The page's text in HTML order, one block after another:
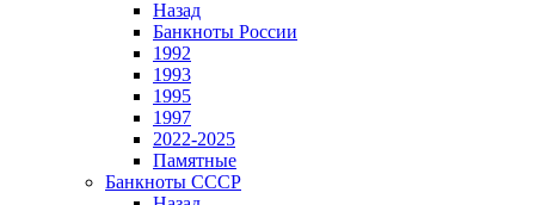
Назад
Банкноты России
1992
1993
1995
1997
2022-2025
Памятные
Банкноты СССР